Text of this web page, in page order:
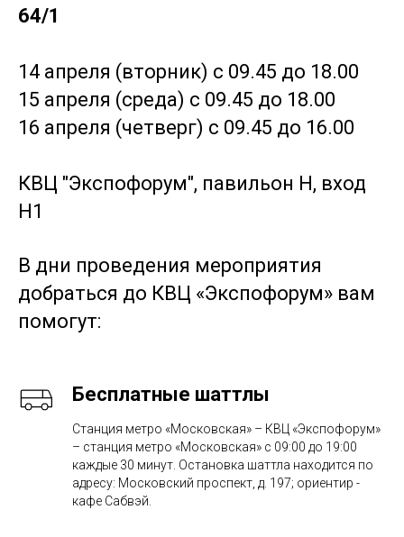
64/1
14 апреля (вторник) с 09.45 до 18.00
15 апреля (среда) с 09.45 до 18.00
16 апреля (четверг) с 09.45 до 16.00
КВЦ "Экспофорум", павильон Н, вход
Н1
В дни проведения мероприятия
добраться до КВЦ «Экспофорум» вам
помогут:
Бесплатные шаттлы
Станция метро «Московская» – КВЦ «Экспофорум»
– станция метро «Московская» с 09:00 до 19:00
каждые 30 минут. Остановка шаттла находится по
адресу: Московский проспект, д. 197; ориентир -
кафе Сабвэй.